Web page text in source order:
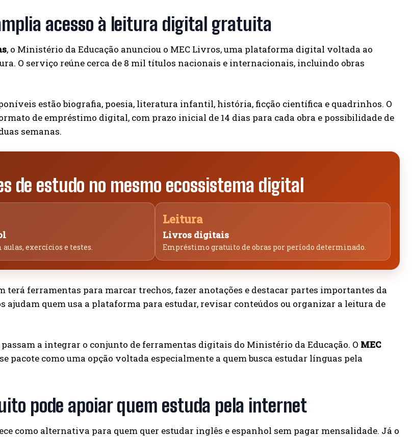
acesso à leitura digital gratuita
, o Ministério da Educação anunciou o MEC Livros, uma plataforma digital voltada ao
O serviço reúne cerca de 8 mil títulos nacionais e internacionais, incluindo obras
estão biografia, poesia, literatura infantil, história, ficção científica e quadrinhos. O
de empréstimo digital, com prazo inicial de 14 dias para cada obra e possibilidade de
semanas.
de estudo no mesmo ecossistema digital
exercícios e testes.
Leitura
Livros digitais
Empréstimo gratuito de obras por período determinado.
terá ferramentas para marcar trechos, fazer anotações e destacar partes importantes da
ajudam quem usa a plataforma para estudar, revisar conteúdos ou organizar a leitura de
a integrar o conjunto de ferramentas digitais do Ministério da Educação. O MEC
pacote como uma opção voltada especialmente a quem busca estudar línguas pela
pode apoiar quem estuda pela internet
como alternativa para quem quer estudar inglês e espanhol sem pagar mensalidade. Já o